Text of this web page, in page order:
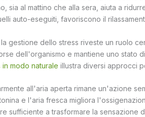
sia al mattino che alla sera, aiuta a
auto-eseguiti, favoriscono il
gestione dello stress riveste un ruolo
dell'organismo e mantiene uno stato
modo naturale illustra diversi approcci
all'aria aperta rimane un'azione
e l'aria fresca migliora
sufficiente a trasformare la sensazione